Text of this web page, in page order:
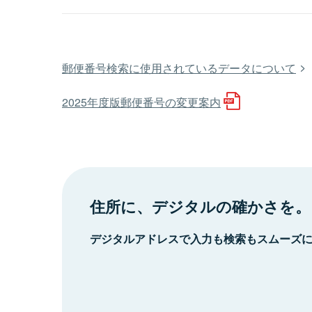
郵便番号検索に使用されているデータについて
2025年度版郵便番号の変更案内
住所に、デジタルの確かさを。
デジタルアドレスで入力も検索もスムーズ